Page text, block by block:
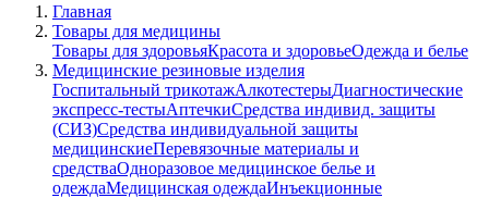
Главная
Товары для медицины
Товары для здоровьяКрасота и здоровьеОдежда и белье
Медицинские резиновые изделия
Госпитальный трикотажАлкотестерыДиагностические
экспресс-тестыАптечкиСредства индивид. защиты
(СИЗ)Средства индивидуальной защиты
медицинскиеПеревязочные материалы и
средстваОдноразовое медицинское белье и
одеждаМедицинская одеждаИнъекционные